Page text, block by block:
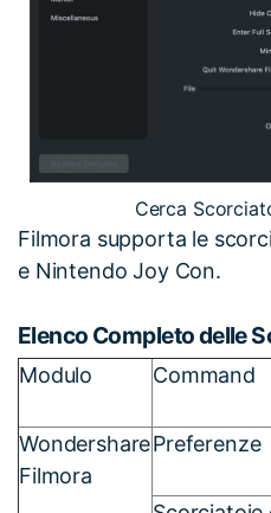
Cerca
Filmora supporta le
e Nintendo Joy Con.
Elenco Completo delle
Modulo Command
Wondershare
Filmora
Preferenze